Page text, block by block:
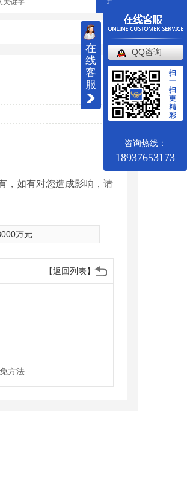
搜索
，如有对您造成影响，请
万元
【返回列表】
方法
在
线
客
服
QQ咨询
扫
一
扫
更
精
彩
咨询热线：
18937653173